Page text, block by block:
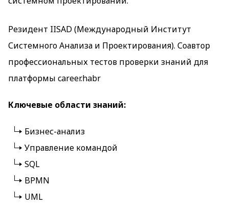
Резидент IISAD (Международный Институт
Системного Анализа и Проектирования). Соавтор
профессиональных тестов проверки знаний для
платформы career.habr
Ключевые области знаний:
Бизнес-анализ
Управление командой
SQL
BPMN
UML